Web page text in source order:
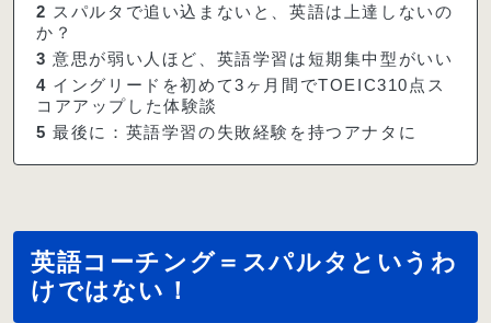
2 スパルタで追い込まないと、英語は上達しないの
か？
3 意思が弱い人ほど、英語学習は短期集中型がいい
4 イングリードを初めて3ヶ月間でTOEIC310点ス
コアアップした体験談
5 最後に：英語学習の失敗経験を持つアナタに
英語コーチング＝スパルタというわ
けではない！